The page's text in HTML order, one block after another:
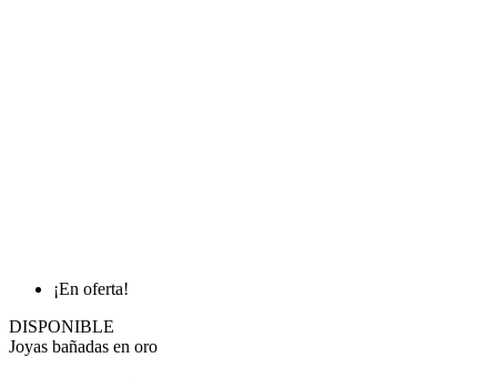
¡En oferta!
DISPONIBLE
Joyas bañadas en oro